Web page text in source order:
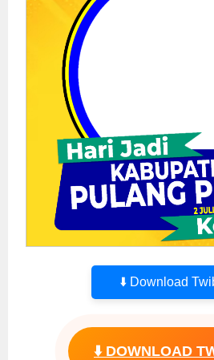
⬇️ Download
⬇️ DOWNLOAD